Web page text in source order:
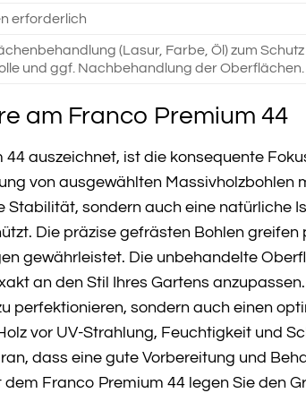
erforderlich
(Lasur, Farbe, Öl) zum
und ggf. Nachbehandlung der Oberflächen.
am Franco Premium 44
auszeichnet, ist die konsequente
von ausgewählten Massivholzbohlen
sondern auch eine natürliche
Die präzise gefrästen Bohlen greifen
gewährleistet. Die unbehandelte
an den Stil Ihres Gartens
perfektionieren, sondern auch einen
vor UV-Strahlung, Feuchtigkeit und
dass eine gute Vorbereitung und
Franco Premium 44 legen Sie den